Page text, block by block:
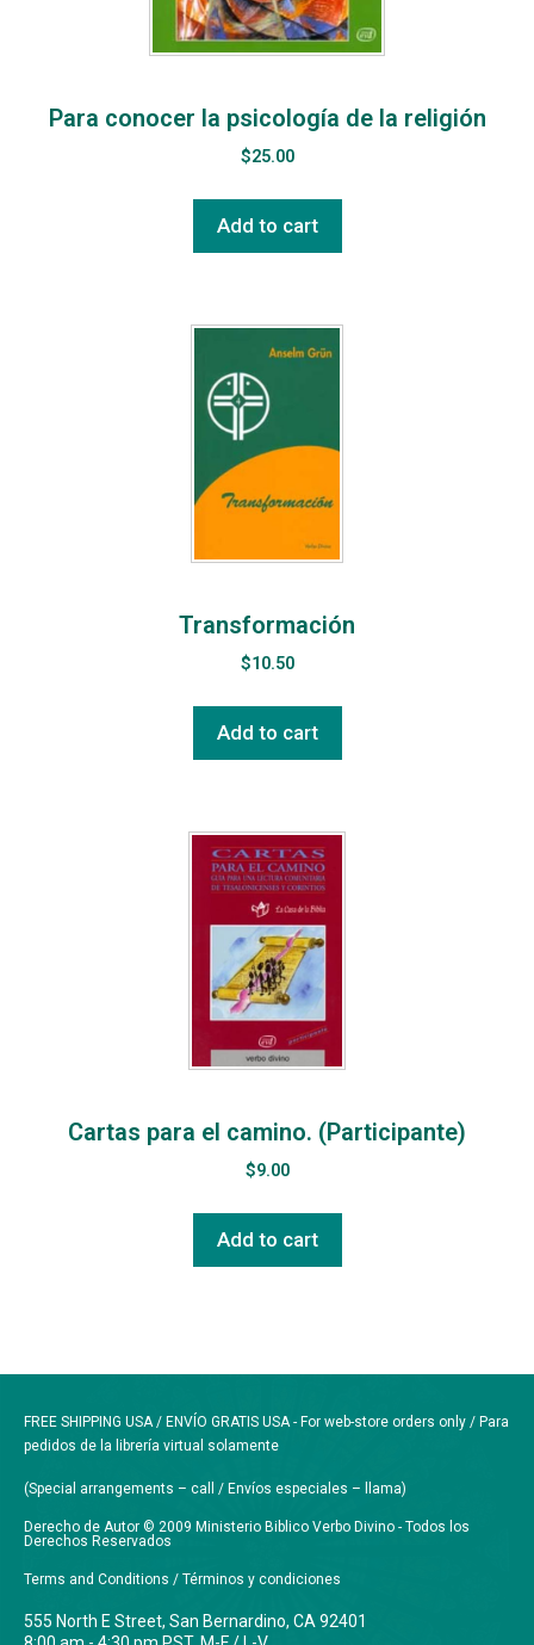
Para conocer la psicología de la religión
$25.00
Add to cart
Transformación
$10.50
Add to cart
Cartas para el camino. (Participante)
$9.00
Add to cart
FREE SHIPPING USA / ENVÍO GRATIS USA - For web-store orders only / Para
pedidos de la librería virtual solamente
(Special arrangements – call / Envíos especiales – llama)
Derecho de Autor © 2009 Ministerio Biblico Verbo Divino - Todos los
Derechos Reservados
Terms and Conditions / Términos y condiciones
555 North E Street, San Bernardino, CA 92401